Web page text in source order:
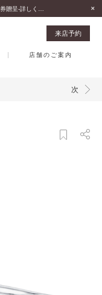
来店予約
店舗のご案内
次